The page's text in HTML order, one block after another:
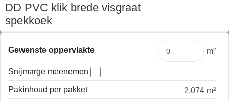
DD PVC klik brede visgraat
spekkoek
€99,34 Pakket
Gewenste oppervlakte m²
Snijmarge meenemen
Pakinhoud per pakket
2.074 m²